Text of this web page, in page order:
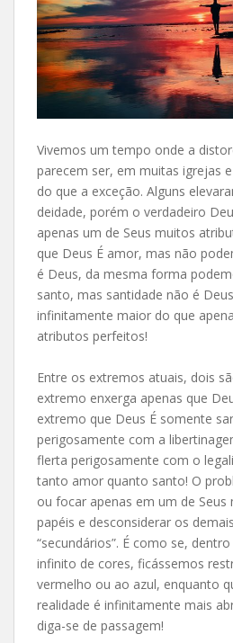
Vivemos um tempo onde a
parecem ser, em muitas igrejas
do que a exceção. Alguns
deidade, porém o verdadeiro
apenas um de Seus muitos
que Deus É amor, mas não
é Deus, da mesma forma
santo, mas santidade não é
infinitamente maior do que
atributos perfeitos!
Entre os extremos atuais, dois
extremo enxerga apenas que
extremo que Deus É somente
perigosamente com a
flerta perigosamente com o
tanto amor quanto santo! O
ou focar apenas em um de
papéis e desconsiderar os
“secundários”. É como se,
infinito de cores, ficássemos
vermelho ou ao azul, enquanto
realidade é infinitamente mais
diga-se de passagem!